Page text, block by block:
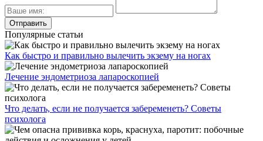
Популярные статьи
Как быстро и правильно вылечить экзему на ногах
Лечение эндометриоза лапароскопией
Что делать, если не получается забеременеть? Советы
психолога